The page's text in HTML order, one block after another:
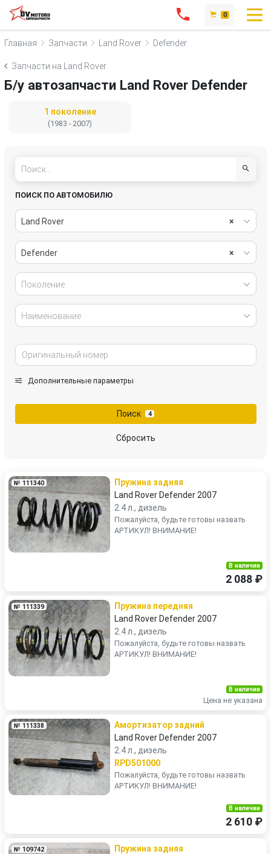
0
Главная Запчасти Land Rover Defender
Запчасти на Land Rover
Б/у автозапчасти Land Rover Defender
1 поколение
(1983 - 2007)
ПОИСК ПО АВТОМОБИЛЮ
×
Land Rover
×
Defender
Поколение
Наименование
Дополнительные параметры
Поиск 4
Сбросить
№ 111340
Пружина задняя
Land Rover Defender 2007
2.4 л., дизель
Пожалуйста, будьте готовы назвать
АРТИКУЛ! ВНИМАНИЕ!
В наличии
2 088 ₽
№ 111339
Пружина передняя
Land Rover Defender 2007
2.4 л., дизель
Пожалуйста, будьте готовы назвать
АРТИКУЛ! ВНИМАНИЕ!
В наличии
Цена не указана
№ 111338
Амортизатор задний
Land Rover Defender 2007
2.4 л., дизель
RPD501000
Пожалуйста, будьте готовы назвать
АРТИКУЛ! ВНИМАНИЕ!
В наличии
2 610 ₽
№ 109742
Пружина задняя